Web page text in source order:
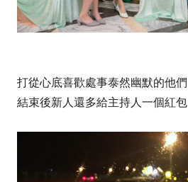
打從心底喜歡處事泰然幽默的他們
結束後新人還多給主持人一個紅包